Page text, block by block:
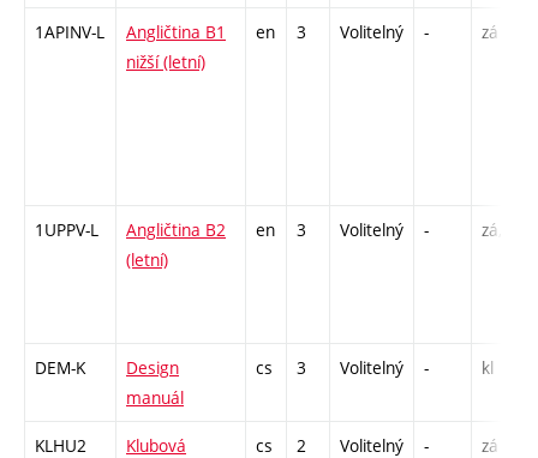
1APINV-L
Angličtina B1
nižší (letní)
en 3 Volitelný - zá
1UPPV-L
Angličtina B2
(letní)
en 3 Volitelný - zá,zk
DEM-K
Design
manuál
cs 3 Volitelný - kl
KLHU2
Klubová
cs 2 Volitelný - zá